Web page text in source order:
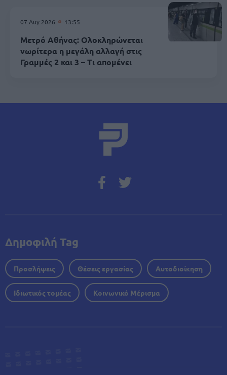
07 Αυγ 2026 13:55
Μετρό Αθήνας: Ολοκληρώνεται
νωρίτερα η μεγάλη αλλαγή στις
Γραμμές 2 και 3 – Τι απομένει
Δημοφιλή Tag
Προσλήψεις Θέσεις εργασίας Αυτοδιοίκηση
Ιδιωτικός τομέας Κοινωνικό Μέρισμα